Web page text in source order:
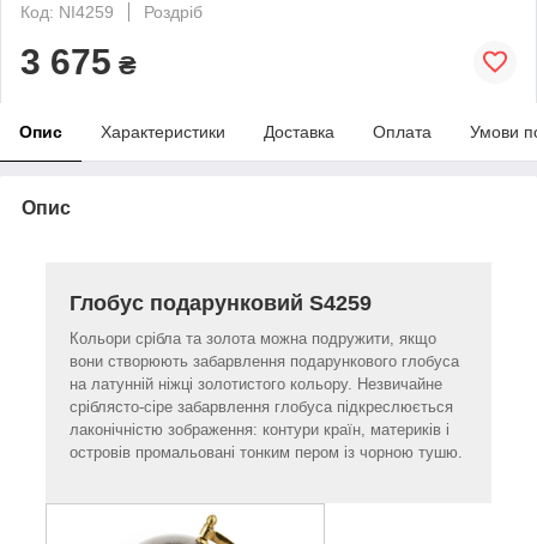
Код: NI4259
Роздріб
3 675 ₴
Опис Характеристики Доставка Оплата Умови
Опис
Глобус подарунковий S4259
Кольори срібла та золота можна подружити, якщо
вони створюють забарвлення подарункового глобуса
на латунній ніжці золотистого кольору. Незвичайне
сріблясто-сіре забарвлення глобуса підкреслюється
лаконічністю зображення: контури країн, материків і
островів промальовані тонким пером із чорною тушю.